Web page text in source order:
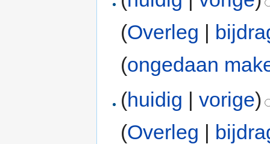
(Overleg
(ongedaan
(huidig |vorige)
(Overleg |